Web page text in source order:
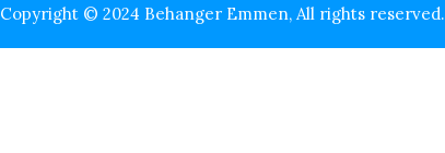
Copyright © 2024 Behanger Emmen, All rights reserved.